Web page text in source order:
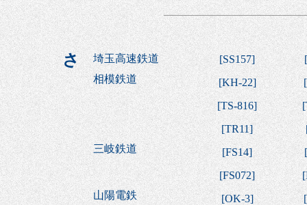
さ 埼玉高速鉄道 [SS157]
[
相模鉄道
[KH-22] [
[TS-816] [
[TR11]
三岐鉄道
[FS14]
[
[FS072] [
山陽電鉄
[OK-3] [